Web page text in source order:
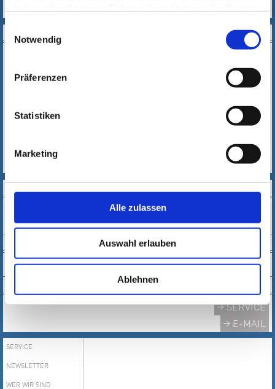
Datenschutzhinweise
Einwilligungsauswahl
Notwendig
Präferenzen
Statistiken
Marketing
Alle zulassen
Auswahl erlauben
Ablehnen
PDF
AUSLAGESTELLEN
SERVICE
E-MAIL
SERVICE
NEWSLETTER
WER WIR SIND